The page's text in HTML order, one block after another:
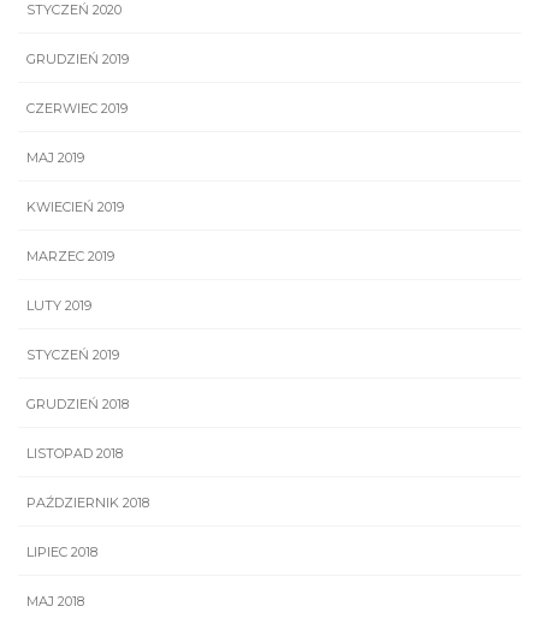
STYCZEŃ 2020
GRUDZIEŃ 2019
CZERWIEC 2019
MAJ 2019
KWIECIEŃ 2019
MARZEC 2019
LUTY 2019
STYCZEŃ 2019
GRUDZIEŃ 2018
LISTOPAD 2018
PAŹDZIERNIK 2018
LIPIEC 2018
MAJ 2018